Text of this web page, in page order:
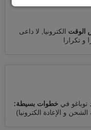
الوقت الكترونيا, لا داعى
و تكرارا
توباغو في خطوات بسيطة:
و الإعادة الكترونيا)